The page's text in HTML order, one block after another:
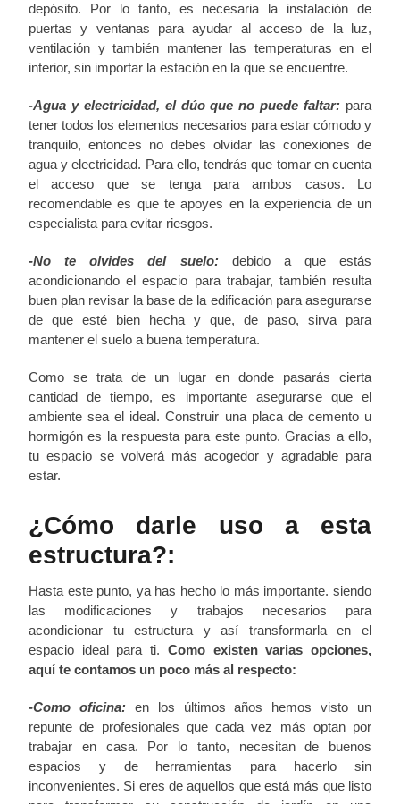
depósito. Por lo tanto, es necesaria la instalación de
puertas y ventanas para ayudar al acceso de la luz,
ventilación y también mantener las temperaturas en el
interior, sin importar la estación en la que se encuentre.
-Agua y electricidad, el dúo que no puede faltar: para
tener todos los elementos necesarios para estar cómodo y
tranquilo, entonces no debes olvidar las conexiones de
agua y electricidad. Para ello, tendrás que tomar en cuenta
el acceso que se tenga para ambos casos. Lo
recomendable es que te apoyes en la experiencia de un
especialista para evitar riesgos.
-No te olvides del suelo:debido a que estás
acondicionando el espacio para trabajar, también resulta
buen plan revisar la base de la edificación para asegurarse
de que esté bien hecha y que, de paso, sirva para
mantener el suelo a buena temperatura.
Como se trata de un lugar en donde pasarás cierta
cantidad de tiempo, es importante asegurarse que el
ambiente sea el ideal. Construir una placa de cemento u
hormigón es la respuesta para este punto. Gracias a ello,
tu espacio se volverá más acogedor y agradable para
estar.
¿Cómo darle uso a esta
estructura?:
Hasta este punto, ya has hecho lo más importante. siendo
las modificaciones y trabajos necesarios para
acondicionar tu estructura y así transformarla en el
espacio ideal para ti. Como existen varias opciones,
aquí te contamos un poco más al respecto:
-Como oficina:en los últimos años hemos visto un
repunte de profesionales que cada vez más optan por
trabajar en casa. Por lo tanto, necesitan de buenos
espacios y de herramientas para hacerlo sin
inconvenientes. Si eres de aquellos que está más que listo